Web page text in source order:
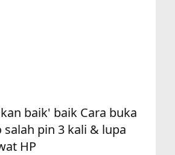
baik' baik Cara buka
pin 3 kali & lupa
HP